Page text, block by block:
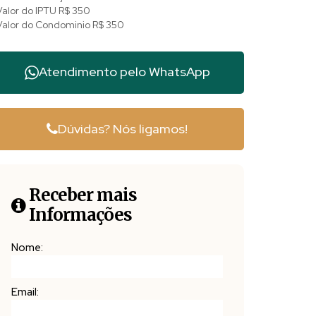
do IPTU R$350
do Condominio R$350
Atendimento peloWhatsApp
Dúvidas? Nós ligamos!
Receber mais
Informações
Nome:
Email: